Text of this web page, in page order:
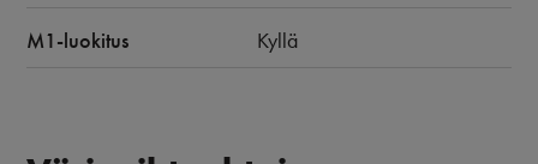
M1-luokitus Kyllä